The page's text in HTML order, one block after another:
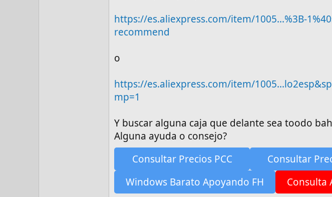
https://es.aliexpress.com/item/1005...%3B-
recommend
o
https://es.aliexpress.com/item/
mp=1
Y buscar alguna caja que delante sea toodo
Alguna ayuda o consejo?
Consultar Precios PCC
Consultar
Windows Barato Apoyando FH
Consulta